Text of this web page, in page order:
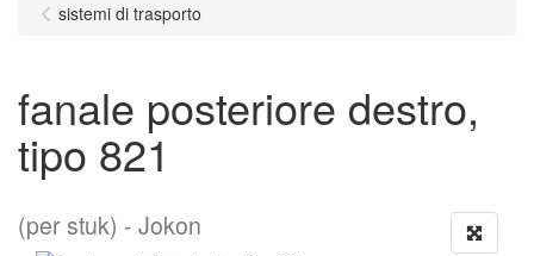
sistemi di trasporto
fanale posteriore destro,
tipo 821
(per stuk) Jokon